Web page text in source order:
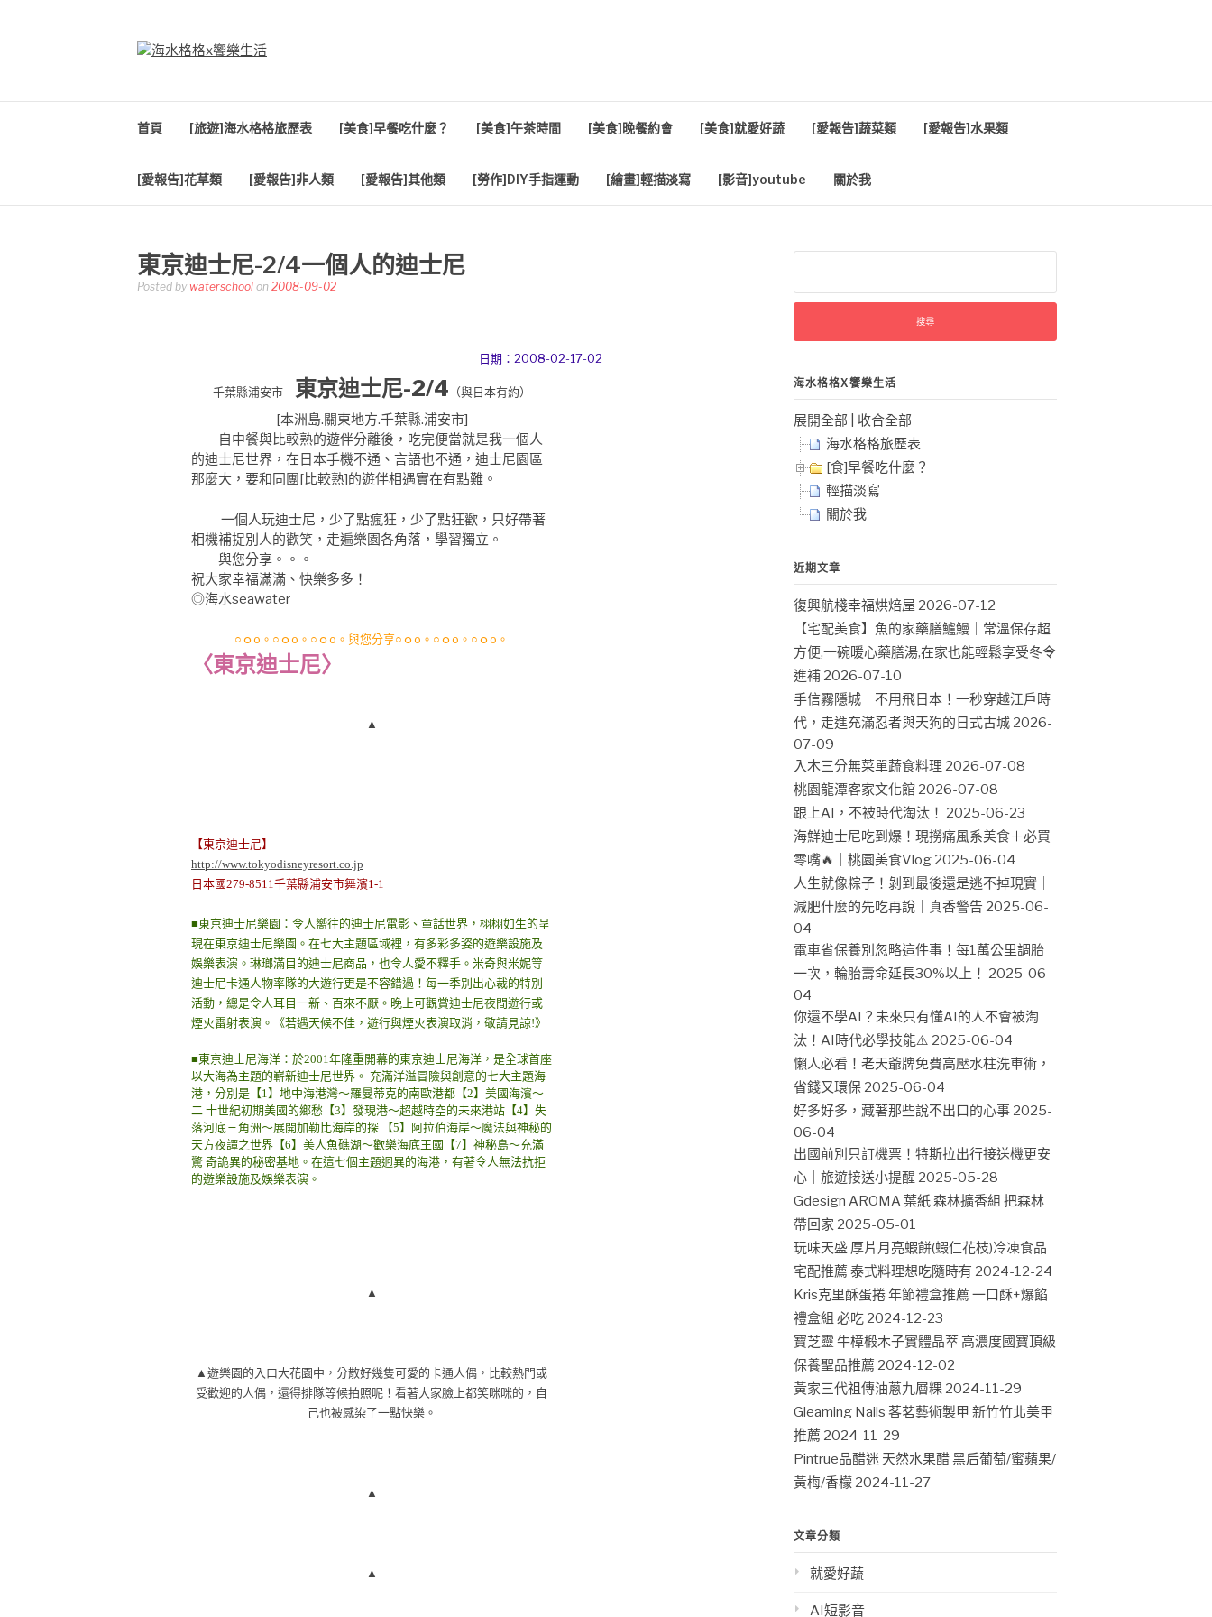
首頁 [旅遊]海水格格旅歷表 [美食]早餐吃什麼？ [美食]午茶時間 [美食]晚餐約會 [美食]就愛好蔬 [愛報告]蔬菜類 [愛報告]水果類
[愛報告]花草類 [愛報告]非人類 [愛報告]其他類 [勞作]DIY手指運動 [繪畫]輕描淡寫 [影音]youtube 關於我
東京迪士尼-2/4一個人的迪士尼
Posted by waterschool on 2008-09-02
日期：2008-02-17-02
千葉縣浦安市 東京迪士尼-2/4 （與日本有約）
[本洲島.關東地方.千葉縣.浦安市]
自中餐與比較熟的遊伴分離後，吃完便當就是我一個人
的迪士尼世界，在日本手機不通、言語也不通，迪士尼園區
那麼大，要和同團[比較熟]的遊伴相遇實在有點難。
一個人玩迪士尼，少了點瘋狂，少了點狂歡，只好帶著
相機補捉別人的歡笑，走遍樂園各角落，學習獨立。
與您分享。。。
祝大家幸福滿滿、快樂多多！
◎海水seawater
○ｏo。○ｏo。○ｏo。與您分享○ｏo。○ｏo。○ｏo。
〈東京迪士尼〉
▲
【東京迪士尼】
http://www.tokyodisneyresort.co.jp
日本國279-8511千葉縣浦安市舞濱1-1
■東京迪士尼樂園：令人嚮往的迪士尼電影、童話世界，栩栩如生的呈
現在東京迪士尼樂園。在七大主題區域裡，有多彩多姿的遊樂設施及
娛樂表演。琳瑯滿目的迪士尼商品，也令人愛不釋手。米奇與米妮等
迪士尼卡通人物率隊的大遊行更是不容錯過！每一季別出心裁的特別
活動，總是令人耳目一新、百來不厭。晚上可觀賞迪士尼夜間遊行或
煙火雷射表演。《若遇天候不佳，遊行與煙火表演取消，敬請見諒!》
■東京迪士尼海洋：於2001年隆重開幕的東京迪士尼海洋，是全球首座
以大海為主題的嶄新迪士尼世界。 充滿洋溢冒險與創意的七大主題海
港，分別是【1】地中海港灣～羅曼蒂克的南歐港都【2】美國海濱～
二 十世紀初期美國的鄉愁【3】發現港～超越時空的未來港站【4】失
落河底三角洲～展開加勒比海岸的探 【5】阿拉伯海岸～魔法與神秘的
天方夜譚之世界【6】美人魚礁湖～歡樂海底王國【7】神秘島～充滿
驚 奇詭異的秘密基地。在這七個主題迥異的海港，有著令人無法抗拒
的遊樂設施及娛樂表演。
▲
▲遊樂園的入口大花園中，分散好幾隻可愛的卡通人偶，比較熱門或
受歡迎的人偶，還得排隊等候拍照呢！看著大家臉上都笑咪咪的，自
己也被感染了一點快樂。
▲
▲
關
字:
海水格格X饗樂生活
展開全部
收合全部
海水格格旅歷表
[食]早餐吃什麼？
輕描淡寫
關於我
近期文章
復興航棧幸福烘焙屋 2026-07-12
【宅配美食】魚的家藥膳鱸鰻｜常溫保存超
方便,一碗暖心藥膳湯,在家也能輕鬆享受冬令
進補 2026-07-10
手信霧隱城｜不用飛日本！一秒穿越江戶時
代，走進充滿忍者與天狗的日式古城 2026-
07-09
入木三分無菜單蔬食料理 2026-07-08
桃園龍潭客家文化館 2026-07-08
跟上AI，不被時代淘汰！ 2025-06-23
海鮮迪士尼吃到爆！現撈痛風系美食＋必買
零嘴🔥｜桃園美食Vlog 2025-06-04
人生就像粽子！剝到最後還是逃不掉現實｜
減肥什麼的先吃再說｜真香警告 2025-06-
04
電車省保養別忽略這件事！每1萬公里調胎
一次，輪胎壽命延長30%以上！ 2025-06-
04
你還不學AI？未來只有懂AI的人不會被淘
汰！AI時代必學技能⚠️ 2025-06-04
懶人必看！老天爺牌免費高壓水柱洗車術，
省錢又環保 2025-06-04
好多好多，藏著那些說不出口的心事 2025-
06-04
出國前別只訂機票！特斯拉出行接送機更安
心｜旅遊接送小提醒 2025-05-28
Gdesign AROMA 葉紙 森林擴香組 把森林
帶回家 2025-05-01
玩味天盛 厚片月亮蝦餅(蝦仁花枝)冷凍食品
宅配推薦 泰式料理想吃隨時有 2024-12-24
Kris克里酥蛋捲 年節禮盒推薦 一口酥+爆餡
禮盒組 必吃 2024-12-23
寶芝靈 牛樟椴木子實體晶萃 高濃度國寶頂級
保養聖品推薦 2024-12-02
黃家三代祖傳油蔥九層粿 2024-11-29
Gleaming Nails 茖茗藝術製甲 新竹竹北美甲
推薦 2024-11-29
Pintrue品醋迷 天然水果醋 黑后葡萄/蜜蘋果/
黃梅/香檬 2024-11-27
文章分類
就愛好蔬
AI短影音